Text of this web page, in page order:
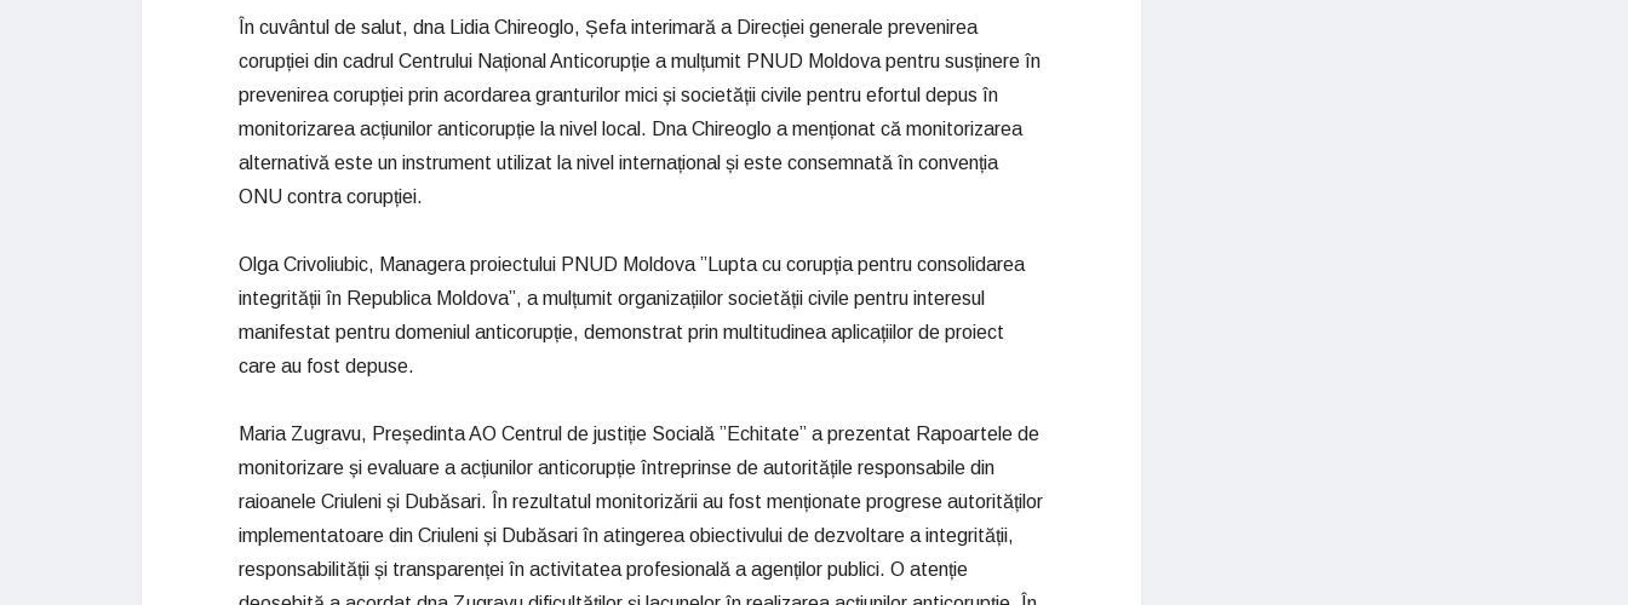
În cuvântul de salut, dna Lidia Chireoglo, Șefa interimară a Direcției generale prevenirea
corupției din cadrul Centrului Național Anticorupție a mulțumit PNUD Moldova pentru susținere în
prevenirea corupției prin acordarea granturilor mici și societății civile pentru efortul depus în
monitorizarea acțiunilor anticorupție la nivel local. Dna Chireoglo a menționat că monitorizarea
alternativă este un instrument utilizat la nivel internațional și este consemnată în convenția
ONU contra corupției.
Olga Crivoliubic, Managera proiectului PNUD Moldova ”Lupta cu corupția pentru consolidarea
integrității în Republica Moldova”, a mulțumit organizațiilor societății civile pentru interesul
manifestat pentru domeniul anticorupție, demonstrat prin multitudinea aplicațiilor de proiect
care au fost depuse.
Maria Zugravu, Președinta AO Centrul de justiție Socială ”Echitate” a prezentat Rapoartele de
monitorizare și evaluare a acțiunilor anticorupție întreprinse de autoritățile responsabile din
raioanele Criuleni și Dubăsari. În rezultatul monitorizării au fost menționate progrese autorităților
implementatoare din Criuleni și Dubăsari în atingerea obiectivului de dezvoltare a integrității,
responsabilității și transparenței în activitatea profesională a agenților publici. O atenție